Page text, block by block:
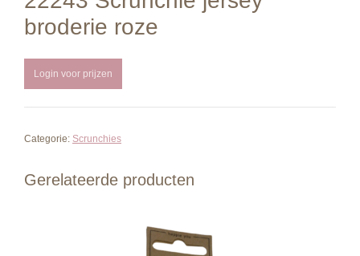
broderie roze
Login voor prijzen
Categorie: Scrunchies
Gerelateerde producten